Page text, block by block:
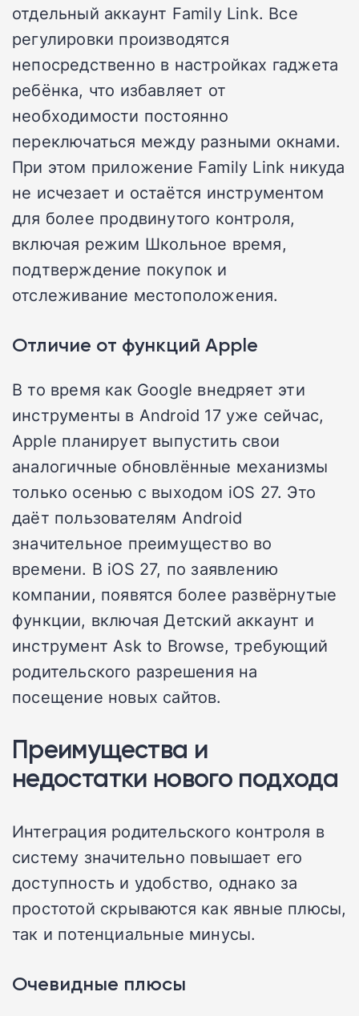
отдельный аккаунт Family Link. Все
регулировки производятся
непосредственно в настройках гаджета
ребёнка, что избавляет от
необходимости постоянно
переключаться между разными окнами.
При этом приложение Family Link никуда
не исчезает и остаётся инструментом
для более продвинутого контроля,
включая режим Школьное время,
подтверждение покупок и
отслеживание местоположения.
Отличие от функций Apple
В то время как Google внедряет эти
инструменты в Android 17 уже сейчас,
Apple планирует выпустить свои
аналогичные обновлённые механизмы
только осенью с выходом iOS 27. Это
даёт пользователям Android
значительное преимущество во
времени. В iOS 27, по заявлению
компании, появятся более развёрнутые
функции, включая Детский аккаунт и
инструмент Ask to Browse, требующий
родительского разрешения на
посещение новых сайтов.
Преимущества и
недостатки нового подхода
Интеграция родительского контроля в
систему значительно повышает его
доступность и удобство, однако за
простотой скрываются как явные плюсы,
так и потенциальные минусы.
Очевидные плюсы